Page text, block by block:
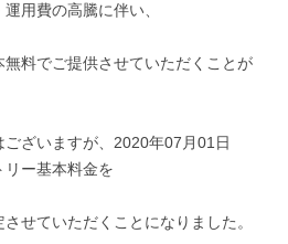
用費の高騰に伴い、
料でご提供させていただくことが
ざいますが、2020年07月01日
リー基本料金を
せていただくことになりました。